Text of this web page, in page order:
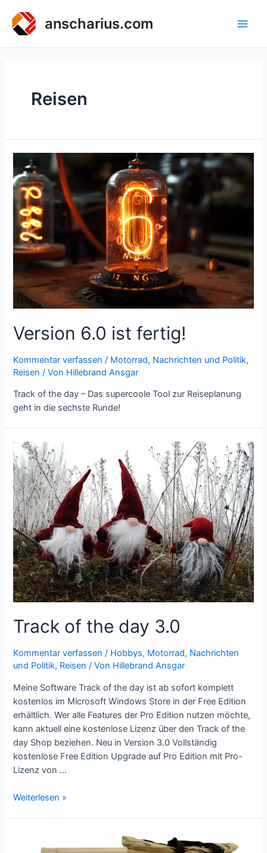
Inhalt
springen
anscharius.com
Reisen
Version 6.0 ist fertig!
Kommentar verfassen / Motorrad, Nachrichten und Politik,
Reisen / Von Hillebrand Ansgar
Track of the day – Das supercoole Tool zur Reiseplanung
geht in die sechste Runde!
Track of the day 3.0
Kommentar verfassen / Hobbys, Motorrad, Nachrichten
und Politik, Reisen / Von Hillebrand Ansgar
Meine Software Track of the day ist ab sofort komplett
kostenlos im Microsoft Windows Store in der Free Edition
erhältlich. Wer alle Features der Pro Edition nutzen möchte,
kann aktuell eine kostenlose Lizenz über den Track of the
day Shop beziehen. Neu in Version 3.0 Vollständig
kostenlose Free Edition Upgrade auf Pro Edition mit Pro-
Lizenz von …
Track
Weiterlesen »